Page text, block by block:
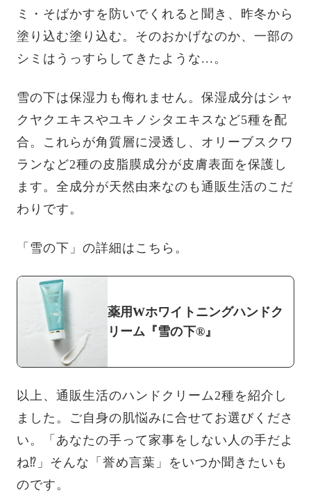
ミ・そばかすを防いでくれると聞き、昨冬から
塗り込む塗り込む。そのおかげなのか、一部の
シミはうっすらしてきたような...。
雪の下は保湿力も侮れません。保湿成分はシャ
クヤクエキスやユキノシタエキスなど5種を配
合。これらが角質層に浸透し、オリーブスクワ
ランなど2種の皮脂膜成分が皮膚表面を保護し
ます。全成分が天然由来なのも通販生活のこだ
わりです。
「雪の下」の詳細はこちら。
薬用Wホワイトニングハンドク
リーム『雪の下®』
以上、通販生活のハンドクリーム2種を紹介し
ました。ご自身の肌悩みに合せてお選びくださ
い。「あなたの手って家事をしない人の手だよ
ね⁉」そんな「誉め言葉」をいつか聞きたいも
のです。